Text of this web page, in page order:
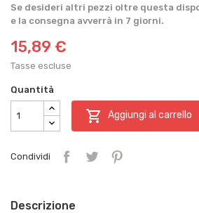
Se desideri altri pezzi oltre questa
e la consegna avverrà in 7 giorni.
15,89 €
Tasse escluse
Quantità
 Aggiungi al carrello
Condividi
Descrizione